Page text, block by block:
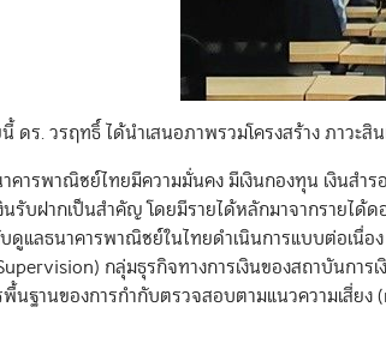
ดร. วรฤทธิ์ ได้นำเสนอภาพรวมโครงสร้าง ภาว
คารพาณิชย์ไทยมีความมั่นคง มีเงินกองทุน เงินสำ
นรับฝากเป็นสำคัญ โดยมีรายได้หลักมาจากรายได้ด
ดูแลธนาคารพาณิชย์ในไทยดำเนินการแบบต่อเนื่
กลุ่มธุรกิจทางการเงินของสถาบันกา
นฐานของการกำกับตรวจสอบตามแนวความเสี่ยง